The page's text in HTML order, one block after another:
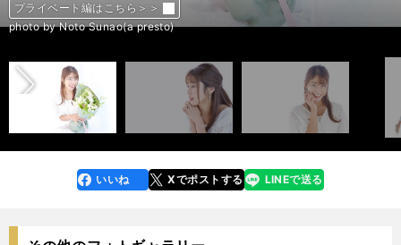
プライベート編はこちら＞＞
photo by Noto Sunao(a presto)
プライベート編はこちら＞＞
photo by Noto Sunao(a presto)
プライベート編はこちら＞＞
photo by Noto Sunao(a presto)
プライベート編はこちら＞＞
photo by Noto Sunao(a presto)
プライベート編はこちら＞＞
photo by Noto Sunao(a presto)
プライベート編はこちら＞＞
photo by Noto Sunao(a presto)
プライベート編はこちら＞＞
photo by Noto Sunao(a presto)
前へ
faceboo
k
いいね Xでポストする
line LINEで送る